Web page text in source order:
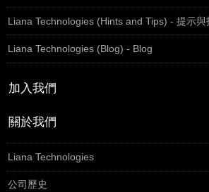
Liana Technologies (Hints and Tips) - 提示與
Liana Technologies (Blog) - Blog
加入我們
關於我們
Liana Technologies
公司歷史